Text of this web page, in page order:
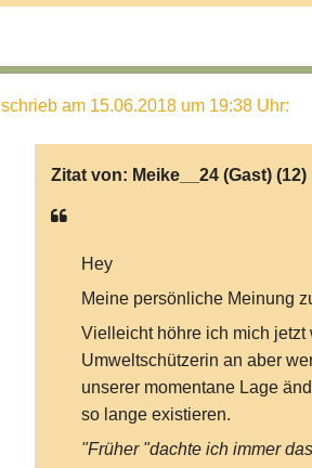
schrieb am 15.06.2018 um 19:38 Uhr:
Zitat von: Meike__24 (Gast)(12)
Hey
Meine persönliche Meinung
Vielleicht höhre ich mich jetzt
Umweltschützerin an aber
unserer momentane Lage
so lange existieren.
"Früher "dachte ich immer